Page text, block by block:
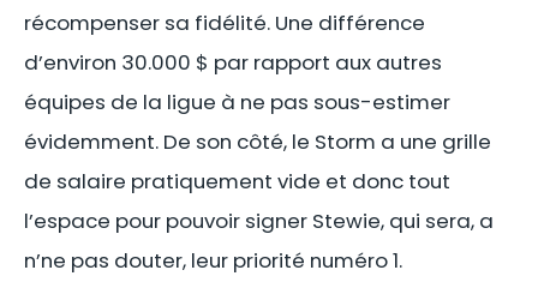
récompenser sa fidélité. Une différence
d’environ 30.000 $ par rapport aux autres
équipes de la ligue à ne pas sous-estimer
évidemment. De son côté, le Storm a une grille
de salaire pratiquement vide et donc tout
l’espace pour pouvoir signer Stewie, qui sera, a
n’ne pas douter, leur priorité numéro 1.